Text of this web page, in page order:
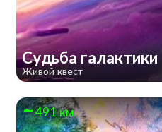
Судьба галактики
Живой квест
491 км